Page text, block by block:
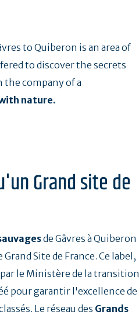
to Quiberon is an area of
to discover the secrets
the company of a
nature.
Grand site de
de Gâvres à Quiberon
Site de France. Ce label,
le Ministère de la transition
pour garantir l'excellence de
Le réseau des Grands